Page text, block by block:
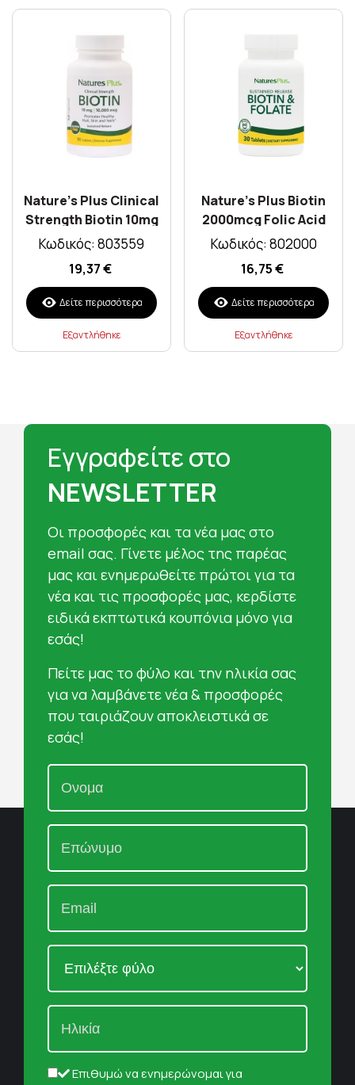
Nature's Plus Clinical
Strength Biotin 10mg
90 ταμπλέτες
Κωδικός: 803559
19,37 €
Δείτε περισσότερα
Εξαντλήθηκε
Nature's Plus Biotin
2000mcg Folic Acid
800mcg 30tabs
Κωδικός: 802000
16,75 €
Δείτε περισσότερα
Εξαντλήθηκε
Εγγραφείτε στο
NEWSLETTER
Oι προσφορές και τα νέα μας στο
email σας. Γίνετε μέλος της παρέας
μας και ενημερωθείτε πρώτοι για τα
νέα και τις προσφορές μας, κερδίστε
ειδικά εκπτωτικά κουπόνια μόνο για
εσάς!
Πείτε μας το φύλο και την ηλικία σας
για να λαμβάνετε νέα & προσφορές
που ταιριάζουν αποκλειστικά σε
εσάς!
Επιθυμώ να ενημερώνομαι για